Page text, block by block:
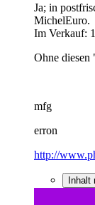
Ja; in
MichelEuro.
Im Verkauf:
Ohne
mfg
erron
http://
Inhalt